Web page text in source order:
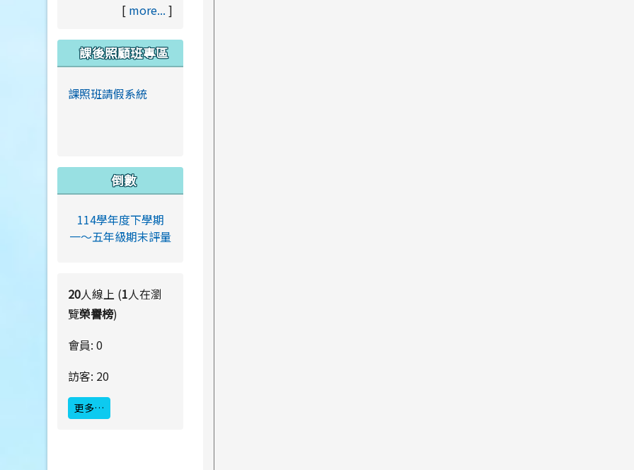
[ more... ]
課後照顧班專區
課照班請假系統
倒數
114學年度下學期
一～五年級期末評量
20人線上 (1人在瀏
覽榮譽榜)
會員: 0
訪客: 20
更多…